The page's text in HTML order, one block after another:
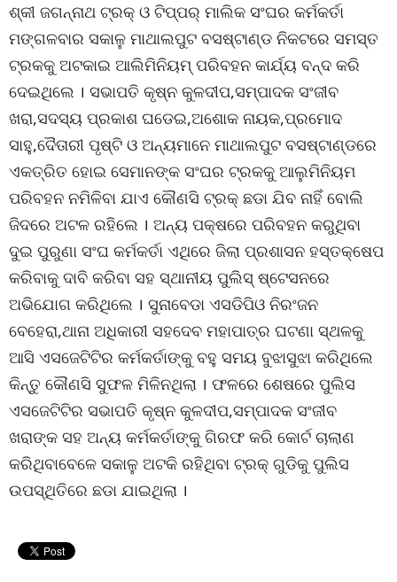
ଶ୍କୀ ଜଗନ୍ନାଥ ଟ୍ରକ୍ ଓ ଟିପ୍ପର୍ ମାଲିକ ସଂଘର କର୍ମକର୍ତା
ମଙ୍ଗଳବାର ସକାଳୁ ମାଥାଲପୁଟ ବସଷ୍ଟାଣ୍ଡ ନିକଟରେ ସମସ୍ତ
ଟ୍ରକକୁ ଅଟକାଇ ଆଲିମିନିୟମ୍ ପରିବହନ କାର୍ଯ୍ୟ ବନ୍ଦ କରି
ଦେଇଥିଲେ । ସଭାପତି କୃଷ୍ନ କୁଳଦୀପ,ସମ୍ପାଦକ ସଂଜୀବ
ଖରା,ସଦସ୍ୟ ପ୍ରକାଶ ଘଡେଇ,ଅଶୋକ ନାୟକ,ପ୍ରମୋଦ
ସାହୁ,ଦୈତାରୀ ପୃଷ୍ଟି ଓ ଅନ୍ୟମାନେ ମାଥାଲପୁଟ ବସଷ୍ଟାଣ୍ଡରେ
ଏକତ୍ରିତ ହୋଇ ସେମାନଙ୍କ ସଂଘର ଟ୍ରକକୁ ଆଲୁମିନିୟମ
ପରିବହନ ନମିଳିବା ଯାଏ କୌଣସି ଟ୍ରକ୍ ଛଡା ଯିବ ନାହିଁ ବୋଲି
ଜିଦରେ ଅଟଳ ରହିଲେ । ଅନ୍ୟ ପକ୍ଷରେ ପରିବହନ କରୁଥିବା
ଦୁଇ ପୁରୁଣା ସଂଘ କର୍ମକର୍ତା ଏଥିରେ ଜିଲା ପ୍ରଶାସନ ହସ୍ତକ୍ଷେପ
କରିବାକୁ ଦାବି କରିବା ସହ ସ୍ଥାନୀୟ ପୁଲିସ୍ ଷ୍ଟେସନରେ
ଅଭିଯୋଗ କରିଥିଲେ । ସୁନାବେଡା ଏସଡିପିଓ ନିରଂଜନ
ବେହେରା,ଥାନା ଅଧିକାରୀ ସହଦେବ ମହାପାତ୍ର ଘଟଣା ସ୍ଥଳକୁ
ଆସି ଏସଜେଟିଟିର କର୍ମକର୍ତାଙ୍କୁ ବହୁ ସମୟ ବୁଝାସୁଝା କରିଥିଲେ
କିନ୍ତୁ କୌଣସି ସୁଫଳ ମିଳିନଥିଲା । ଫଳରେ ଶେଷରେ ପୁଲିସ
ଏସଜେଟିଟିର ସଭାପତି କୃଷ୍ନ କୁଳଦୀପ,ସମ୍ପାଦକ ସଂଜୀବ
ଖରାଙ୍କ ସହ ଅନ୍ୟ କର୍ମକର୍ତାଙ୍କୁ ଗିରଫ କରି କୋର୍ଟ ଚାଲାଣ
କରିଥିବାବେଳେ ସକାଳୁ ଅଟକି ରହିଥିବା ଟ୍ରକ୍ ଗୁଡିକୁ ପୁଲିସ
ଉପସ୍ଥିତିରେ ଛଡା ଯାଇଥିଲା ।